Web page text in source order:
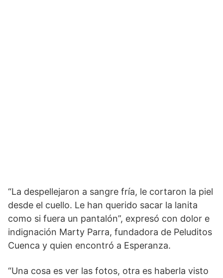
“La despellejaron a sangre fría, le cortaron la piel
desde el cuello. Le han querido sacar la lanita
como si fuera un pantalón”, expresó con dolor e
indignación Marty Parra, fundadora de Peluditos
Cuenca y quien encontró a Esperanza.
“Una cosa es ver las fotos, otra es haberla visto